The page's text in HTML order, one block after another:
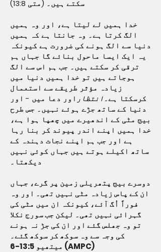
سکتے ہیں۔ (متی 13:8)
خدا ہمیں لے لیتا ہے، اور وہ ہمیں
الگ کرتا ہے۔ وہ جانتا ہے کہ ہمیں
دنیا سے الگ ہونے کی ضرورت ہے کیونکہ
یہ ایک ایسا ماحول بنائے گا جہاں ہم
ترقی کر سکتے ہیں۔ جب ہم اس سے الگ
ہوجاتے ہیں تو خدا ہمیں دنیا میں
زیادہ مؤثر طریقے سے استعمال
کرسکتا ہے۔انتظار اور دعا میں - اور
دنیا کے ساتھ جڑے ہوئے نہیں۔ جس طرح
بیج مٹی کے اندھیرے میں چھپا ہوا ہے،
خدا ہمیں اپنے اندر پیوند کر بنا رہا
ہے اور جب ہم اپنے نجات دہندہ کے
ساتھ اکیلے ہوتے ہیں جہاں کوئی نہیں
دیکھتا۔
دوسرے بیج پتھریلی زمین پر گرے، جہاں
ان کے پاس زیادہ مٹی نہیں تھی۔ اور وہ
فوراً اُگ آئے، کیونکہ ان میں مٹی کی
گہرائی نہیں تھی۔ لیکن جب سورج نکلا
تو وہ جھلس گئے اور ان کی جڑ نہ ہونے
کی وجہ سے وہ سوکھ کر سوکھ گئے۔
میتھیو 13:5-6 (AMPC)